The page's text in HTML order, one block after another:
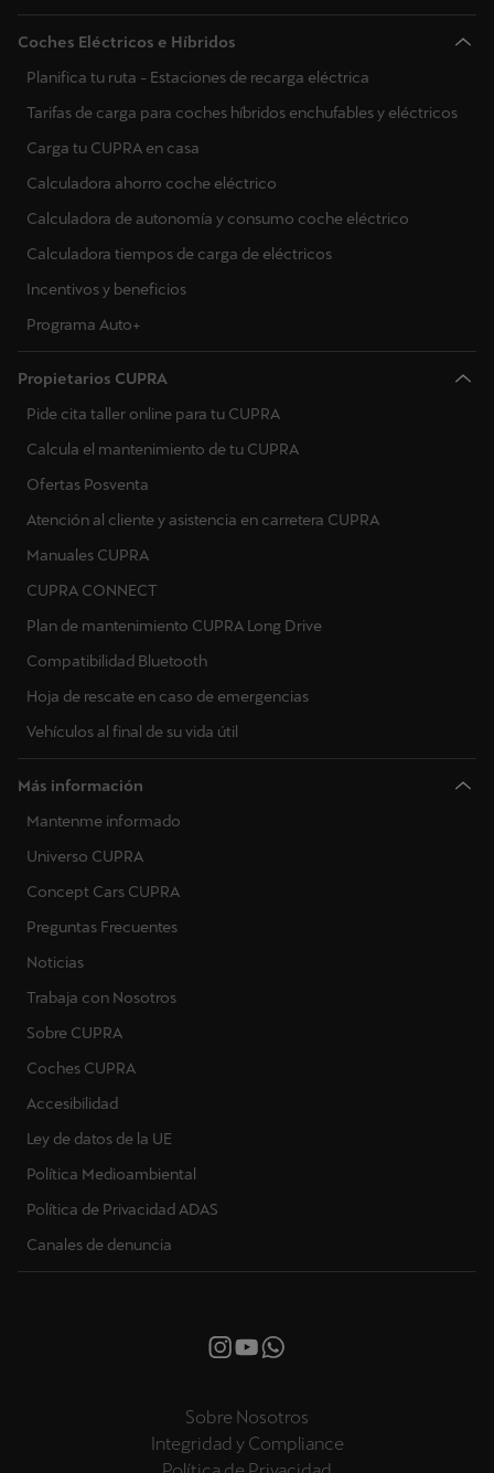
Coches Eléctricos e Híbridos
Planifica tu ruta - Estaciones de recarga eléctrica
Tarifas de carga para coches híbridos enchufables y eléctricos
Carga tu CUPRA en casa
Calculadora ahorro coche eléctrico
Calculadora de autonomía y consumo coche eléctrico
Calculadora tiempos de carga de eléctricos
Incentivos y beneficios
Programa Auto+
Propietarios CUPRA
Pide cita taller online para tu CUPRA
Calcula el mantenimiento de tu CUPRA
Ofertas Posventa
Atención al cliente y asistencia en carretera CUPRA
Manuales CUPRA
CUPRA CONNECT
Plan de mantenimiento CUPRA Long Drive
Compatibilidad Bluetooth
Hoja de rescate en caso de emergencias
Vehículos al final de su vida útil
Más información
Mantenme informado
Universo CUPRA
Concept Cars CUPRA
Preguntas Frecuentes
Noticias
Trabaja con Nosotros
Sobre CUPRA
Coches CUPRA
Accesibilidad
Ley de datos de la UE
Política Medioambiental
Política de Privacidad ADAS
Canales de denuncia
Sobre Nosotros
Integridad y Compliance